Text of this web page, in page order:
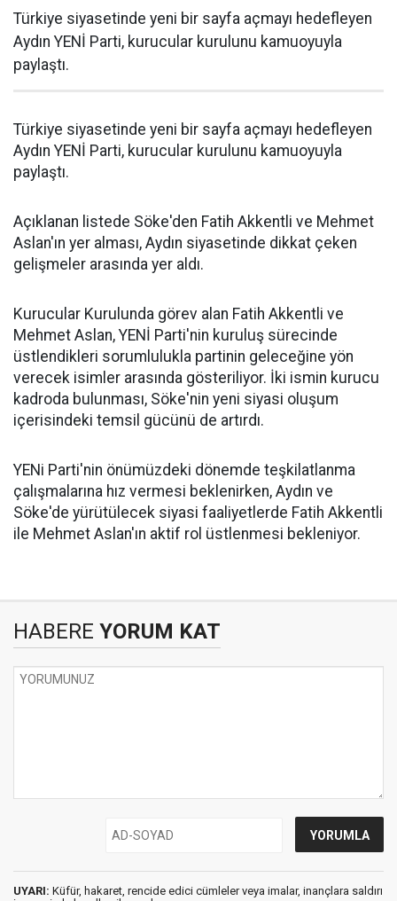
Türkiye siyasetinde yeni bir sayfa açmayı hedefleyen
Aydın YENİ Parti, kurucular kurulunu kamuoyuyla
paylaştı.
Türkiye siyasetinde yeni bir sayfa açmayı hedefleyen
Aydın YENİ Parti, kurucular kurulunu kamuoyuyla
paylaştı.
Açıklanan listede Söke'den Fatih Akkentli ve Mehmet
Aslan'ın yer alması, Aydın siyasetinde dikkat çeken
gelişmeler arasında yer aldı.
Kurucular Kurulunda görev alan Fatih Akkentli ve
Mehmet Aslan, YENİ Parti'nin kuruluş sürecinde
üstlendikleri sorumlulukla partinin geleceğine yön
verecek isimler arasında gösteriliyor. İki ismin kurucu
kadroda bulunması, Söke'nin yeni siyasi oluşum
içerisindeki temsil gücünü de artırdı.
YENi Parti'nin önümüzdeki dönemde teşkilatlanma
çalışmalarına hız vermesi beklenirken, Aydın ve
Söke'de yürütülecek siyasi faaliyetlerde Fatih Akkentli
ile Mehmet Aslan'ın aktif rol üstlenmesi bekleniyor.
HABERE YORUM KAT
UYARI: Küfür, hakaret, rencide edici cümleler veya imalar, inançlara saldırı